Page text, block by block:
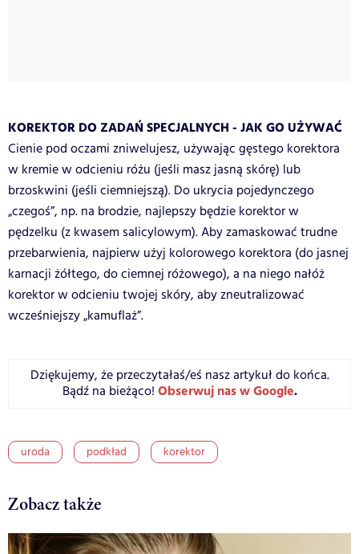
KOREKTOR DO ZADAŃ SPECJALNYCH - JAK GO UŻYWAĆ
Cienie pod oczami zniwelujesz, używając gęstego korektora
w kremie w odcieniu różu (jeśli masz jasną skórę) lub
brzoskwini (jeśli ciemniejszą). Do ukrycia pojedynczego
„czegoś”, np. na brodzie, najlepszy będzie korektor w
pędzelku (z kwasem salicylowym). Aby zamaskować trudne
przebarwienia, najpierw użyj kolorowego korektora (do jasnej
karnacji żółtego, do ciemnej różowego), a na niego nałóż
korektor w odcieniu twojej skóry, aby zneutralizować
wcześniejszy „kamuflaż”.
Dziękujemy, że przeczytałaś/eś nasz artykuł do końca.
Bądź na bieżąco! Obserwuj nas w Google.
uroda podkład korektor
Zobacz także